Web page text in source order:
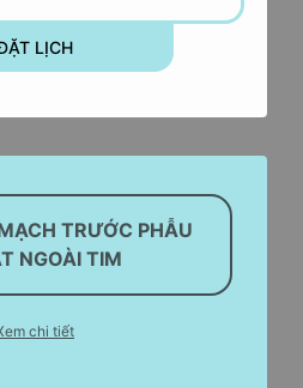
LỊCH
TRƯỚC PHẪU
NGOÀI TIM
chi tiết